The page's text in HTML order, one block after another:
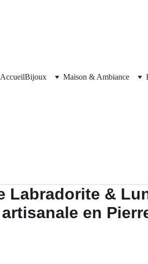
AccueilBijoux Maison & Ambiance